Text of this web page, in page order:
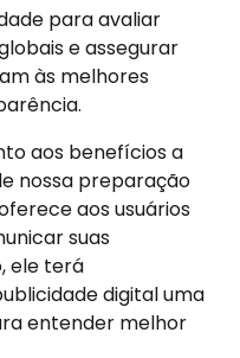
para avaliar
e assegurar
às melhores
aos benefícios a
nossa preparação
aos usuários
suas
ele terá
digital uma
entender melhor